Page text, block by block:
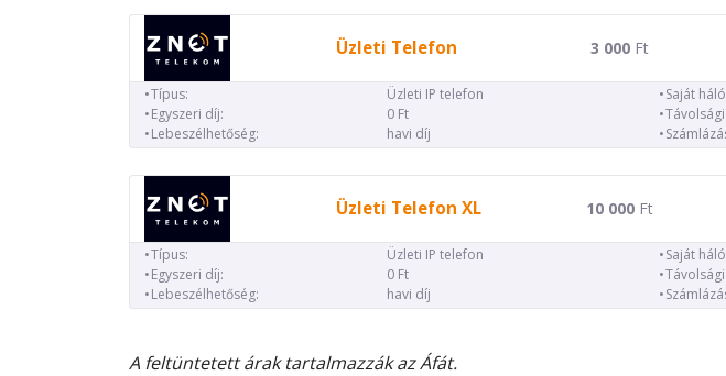
Üzleti Telefon 3 000Ft
Típus:
Üzleti IP telefon
Egyszeri díj:
0 Ft
Lebeszélhetőség:
havi díj
Saját
Üzleti Telefon XL 10 000Ft
Típus:
Üzleti IP telefon
Egyszeri díj:
0 Ft
Lebeszélhetőség:
havi díj
Saját
A feltüntetett árak tartalmazzák az Áfát.